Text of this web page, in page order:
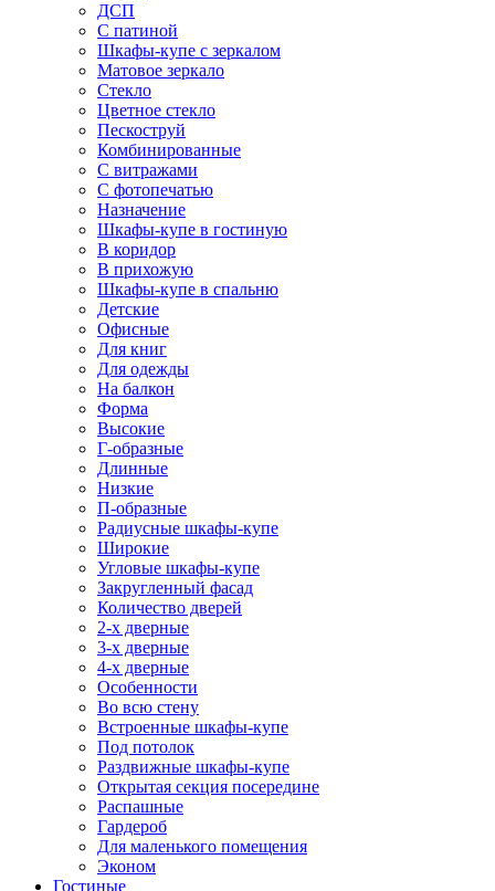
ДСП
С патиной
Шкафы-купе с зеркалом
Матовое зеркало
Стекло
Цветное стекло
Пескоструй
Комбинированные
С витражами
С фотопечатью
Назначение
Шкафы-купе в гостиную
В коридор
В прихожую
Шкафы-купе в спальню
Детские
Офисные
Для книг
Для одежды
На балкон
Форма
Высокие
Г-образные
Длинные
Низкие
П-образные
Радиусные шкафы-купе
Широкие
Угловые шкафы-купе
Закругленный фасад
Количество дверей
2-х дверные
3-х дверные
4-х дверные
Особенности
Во всю стену
Встроенные шкафы-купе
Под потолок
Раздвижные шкафы-купе
Открытая секция посередине
Распашные
Гардероб
Для маленького помещения
Эконом
Гостиные